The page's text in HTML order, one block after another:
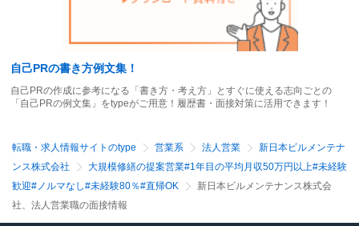
自己PRの書き方例文集！
自己PRの作成に参考になる「書き方・考え方」とすぐに使える志向ごとの
「自己PRの例文集」をtypeがご用意！履歴書・面接対策に活用できます！
転職・求人情報サイトのtype 営業系 法人営業
新日本ビルメンテナ
ンス株式会社
大規模修繕の提案営業#1年目の平均月収50万円以上#未経験
歓迎#ノルマなし#未経験80％#直帰OK
新日本ビルメンテナンス株式会
社、法人営業職の面接情報